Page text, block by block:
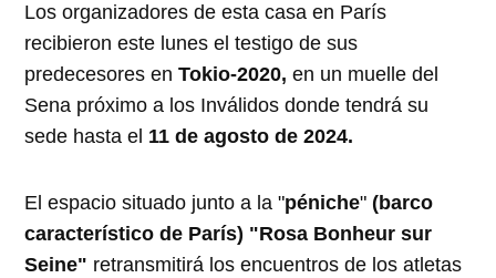
Los organizadores de esta casa en París
recibieron este lunes el testigo de sus
predecesores enTokio-2020, en un muelle del
Sena próximo a los Inválidos donde tendrá su
sede hasta el 11 de agosto de 2024.
El espacio situado junto a la "péniche" (barco
característico de París) "Rosa Bonheur sur
Seine" retransmitirá los encuentros de los atletas